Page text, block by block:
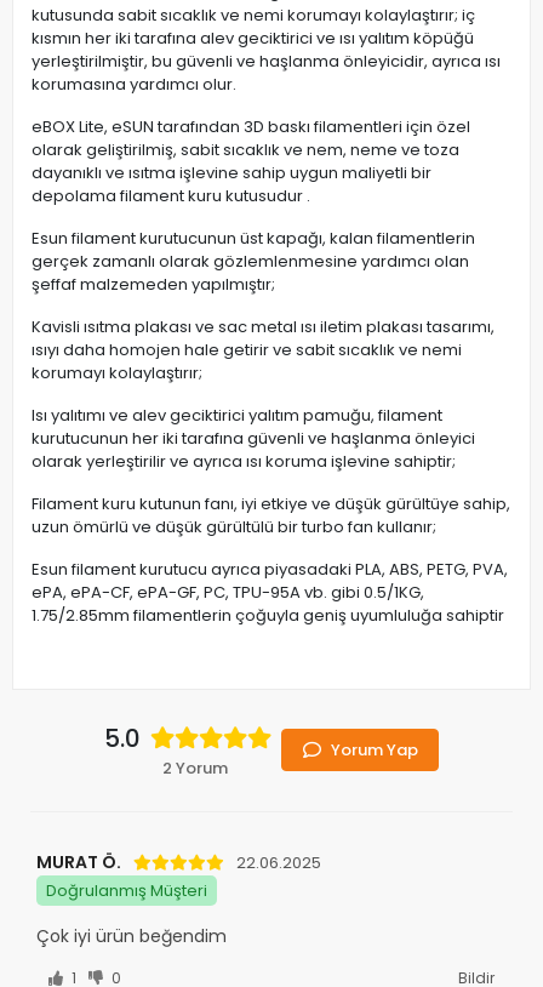
kutusunda sabit sıcaklık ve nemi korumayı kolaylaştırır; iç
kısmın her iki tarafına alev geciktirici ve ısı yalıtım köpüğü
yerleştirilmiştir, bu güvenli ve haşlanma önleyicidir, ayrıca ısı
korumasına yardımcı olur.
eBOX Lite, eSUN tarafından 3D baskı filamentleri için özel
olarak geliştirilmiş, sabit sıcaklık ve nem, neme ve toza
dayanıklı ve ısıtma işlevine sahip uygun maliyetli bir
depolama filament kuru kutusudur .
Esun filament kurutucunun üst kapağı, kalan filamentlerin
gerçek zamanlı olarak gözlemlenmesine yardımcı olan
şeffaf malzemeden yapılmıştır;
Kavisli ısıtma plakası ve sac metal ısı iletim plakası tasarımı,
ısıyı daha homojen hale getirir ve sabit sıcaklık ve nemi
korumayı kolaylaştırır;
Isı yalıtımı ve alev geciktirici yalıtım pamuğu, filament
kurutucunun her iki tarafına güvenli ve haşlanma önleyici
olarak yerleştirilir ve ayrıca ısı koruma işlevine sahiptir;
Filament kuru kutunun fanı, iyi etkiye ve düşük gürültüye sahip,
uzun ömürlü ve düşük gürültülü bir turbo fan kullanır;
Esun filament kurutucu ayrıca piyasadaki PLA, ABS, PETG, PVA,
ePA, ePA-CF, ePA-GF, PC, TPU-95A vb. gibi 0.5/1KG,
1.75/2.85mm filamentlerin çoğuyla geniş uyumluluğa sahiptir
5.0
2 Yorum
Yorum Yap
MURAT Ö.
22.06.2025
Doğrulanmış Müşteri
Çok iyi ürün beğendim
1 0 Bildir